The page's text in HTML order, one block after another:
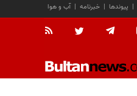
آب و هوا | خبرنامه | پیوندها |